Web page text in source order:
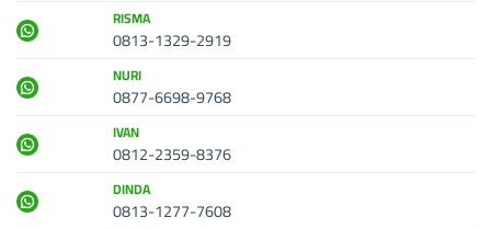
RISMA
0813-1329-2919
NURI
0877-6698-9768
IVAN
0812-2359-8376
DINDA
0813-1277-7608